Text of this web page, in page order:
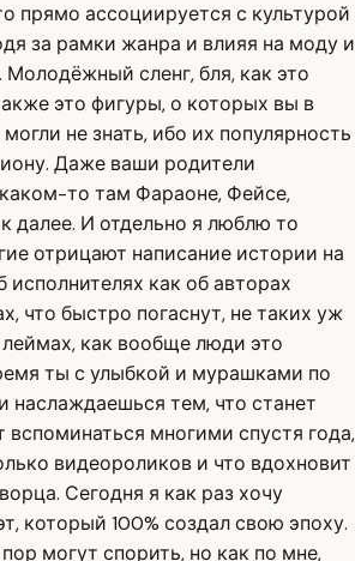
прямо ассоциируется с культурой
за рамки жанра и влияя на моду и
сленг, бля, как это
это фигуры, о которых вы в
не знать, ибо их популярность
Даже ваши родители
то там Фараоне, Фейсе,
далее. И отдельно я люблю то
отрицают написание истории на
исполнителях как об авторах
что быстро погаснут, не таких уж
как вообще люди это
ты с улыбкой и мурашками по
тем, что станет
вспоминаться многими спустя года,
видеороликов и что вдохновит
Сегодня я как раз хочу
который 100% создал свою эпоху.
могут спорить, но как по мне,